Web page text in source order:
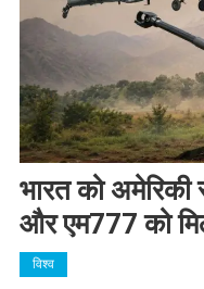
भारत को
और एम777 को
विश्व